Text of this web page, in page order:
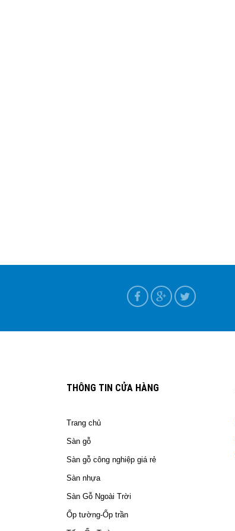
THÔNG TIN CỬA HÀNG
Trang chủ
Sàn gỗ
Sàn gỗ công nghiệp giá rẻ
Sàn nhựa
Sàn Gỗ Ngoài Trời
Ốp tường-Ốp trần